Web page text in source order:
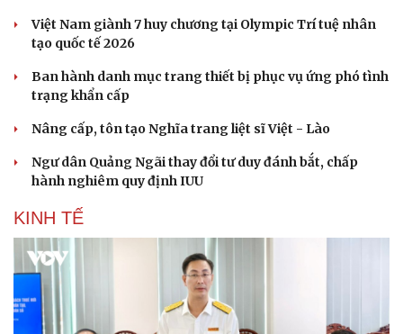
Việt Nam giành 7 huy chương tại Olympic Trí tuệ nhân
tạo quốc tế 2026
Ban hành danh mục trang thiết bị phục vụ ứng phó tình
trạng khẩn cấp
Nâng cấp, tôn tạo Nghĩa trang liệt sĩ Việt - Lào
Ngư dân Quảng Ngãi thay đổi tư duy đánh bắt, chấp
hành nghiêm quy định IUU
KINH TẾ